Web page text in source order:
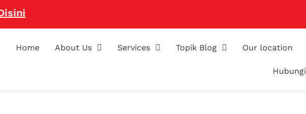
Home About Us Services Topik Blog Our location